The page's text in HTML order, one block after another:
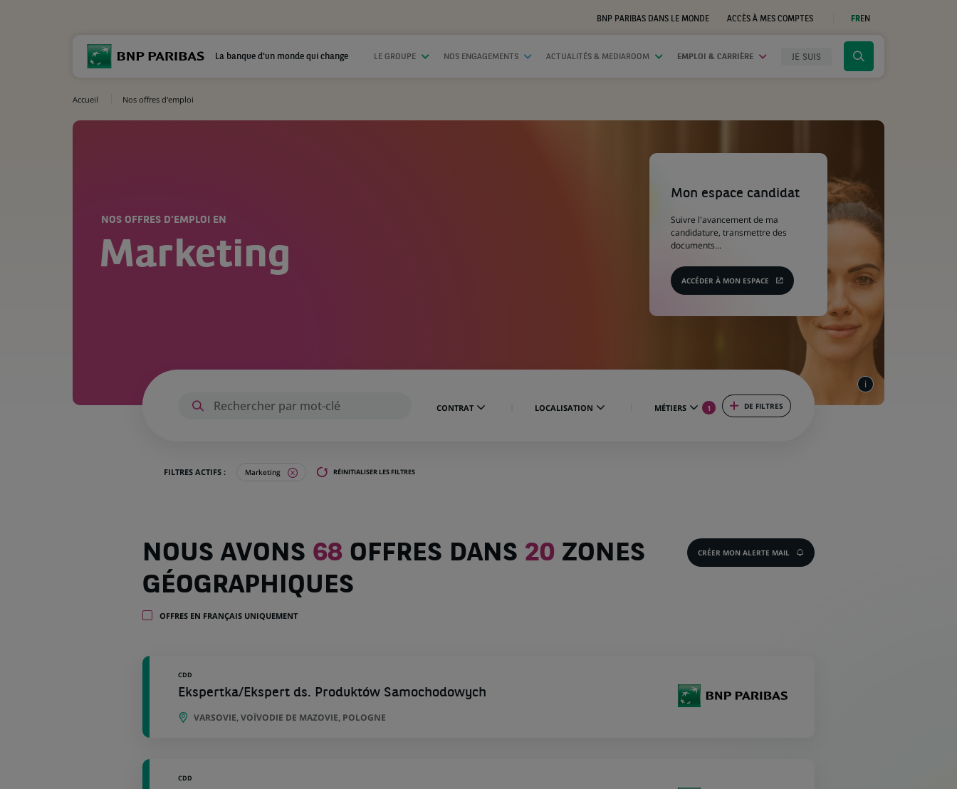
BNP PARIBAS DANS LE MONDE
ACCÈS À MES COMPTES
DANS
UN
FREN
La banque d'un monde qui change LE GROUPE NOS ENGAGEMENTS ACTUALITÉS & MEDIAROOM EMPLOI & CARRIÈRE JE SUIS
Cliquer
moteur
Accueil Nos offres d'emploi
NOS OFFRES D'EMPLOI EN
Marketing
Mon espace candidat
Suivre l'avancement de ma
candidature, transmettre des
documents...
ACCÉDER À MON ESPACE
(Ce
s'ouvre
dans
nouvel
onglet)
CONTRAT LOCALISATION MÉTIERS 1 DE FILTRES
FILTRES ACTIFS : Marketing RÉINITIALISER LES FILTRES
Nous
avons
68
offres
20
NOUS AVONS 68OFFRES DANS 20 ZONES
GÉOGRAPHIQUES
CRÉER MON ALERTE MAIL
OFFRES EN FRANÇAIS UNIQUEMENT
CDD
Ekspertka/Ekspert ds. Produktów Samochodowych
VARSOVIE, VOÏVODIE DE MAZOVIE, POLOGNE
CDD